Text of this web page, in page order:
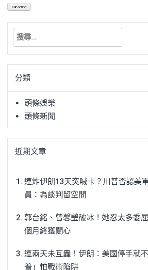
搜
關
字:分類
頭條娛樂
頭條新聞
近期文章
連炸伊朗13天突喊卡？川普否認美
員：為談判留空間
郭台銘、曾馨瑩破冰！她忍太多委
個月終獲關心
連兩天未互轟！伊朗：美國停手就
普」怕戰術陷阱